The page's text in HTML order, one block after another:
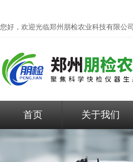
您好，欢迎光临郑州朋检农业科技有限公司
首页 关于我们